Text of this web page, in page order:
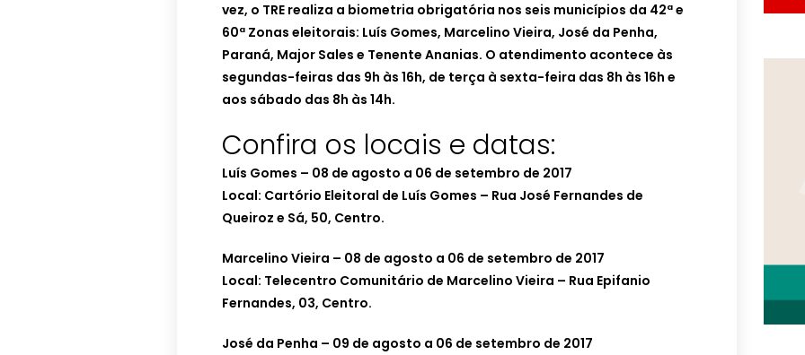
vez, o TRE realiza a biometria obrigatória nos seis municípios da 42ª e
60ª Zonas eleitorais: Luís Gomes, Marcelino Vieira, José da Penha,
Paraná, Major Sales e Tenente Ananias. O atendimento acontece às
segundas-feiras das 9h às 16h, de terça à sexta-feira das 8h às 16h e
aos sábado das 8h às 14h.
Confira os locais e datas:
Luís Gomes – 08 de agosto a 06 de setembro de 2017
Local: Cartório Eleitoral de Luís Gomes – Rua José Fernandes de
Queiroz e Sá, 50, Centro.
Marcelino Vieira – 08 de agosto a 06 de setembro de 2017
Local: Telecentro Comunitário de Marcelino Vieira – Rua Epifanio
Fernandes, 03, Centro.
José da Penha – 09 de agosto a 06 de setembro de 2017